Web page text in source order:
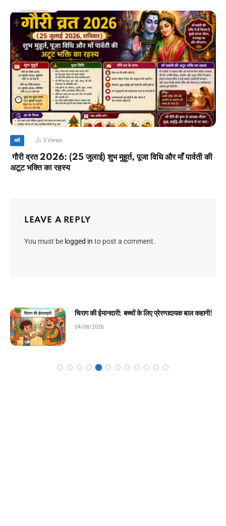
धर्म 3 Views
गौरी व्रत 2026: (25 जुलाई) शुभ मुहूर्त, पूजा विधि और माँ पार्वती की
अटूट भक्ति का रहस्य
LEAVE A REPLY
You must be logged in to post a comment.
मेहनत की पहली सीढ़ी: बच्चों के लिए प्रेरणादायक बाल
कहानी!